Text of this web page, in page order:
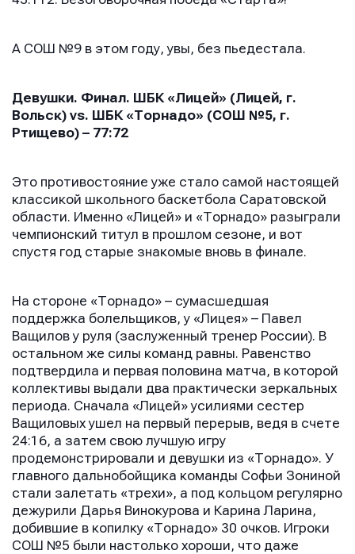
А СОШ №9 в этом году, увы, без пьедестала.
Девушки. Финал. ШБК «Лицей» (Лицей, г.
Вольск) vs. ШБК «Торнадо» (СОШ №5, г.
Ртищево) – 77:72
Это противостояние уже стало самой настоящей
классикой школьного баскетбола Саратовской
области. Именно «Лицей» и «Торнадо» разыграли
чемпионский титул в прошлом сезоне, и вот
спустя год старые знакомые вновь в финале.
На стороне «Торнадо» – сумасшедшая
поддержка болельщиков, у «Лицея» – Павел
Ващилов у руля (заслуженный тренер России). В
остальном же силы команд равны. Равенство
подтвердила и первая половина матча, в которой
коллективы выдали два практически зеркальных
периода. Сначала «Лицей» усилиями сестер
Ващиловых ушел на первый перерыв, ведя в счете
24:16, а затем свою лучшую игру
продемонстрировали и девушки из «Торнадо». У
главного дальнобойщика команды Софьи Зониной
стали залетать «трехи», а под кольцом регулярно
дежурили Дарья Винокурова и Карина Ларина,
добившие в копилку «Торнадо» 30 очков. Игроки
СОШ №5 были настолько хороши, что даже